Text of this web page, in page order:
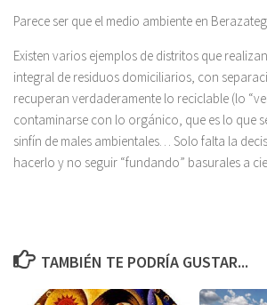
Parece ser que el medio ambiente en
Existen varios ejemplos de distritos que
integral de residuos domiciliarios, con
recuperan verdaderamente lo reciclable (lo
contaminarse con lo orgánico, que es lo que
sinfín de males ambientales… Solo falta la
hacerlo y no seguir “fundando” basurales a
TAMBIÉN TE PODRÍA GUSTAR...